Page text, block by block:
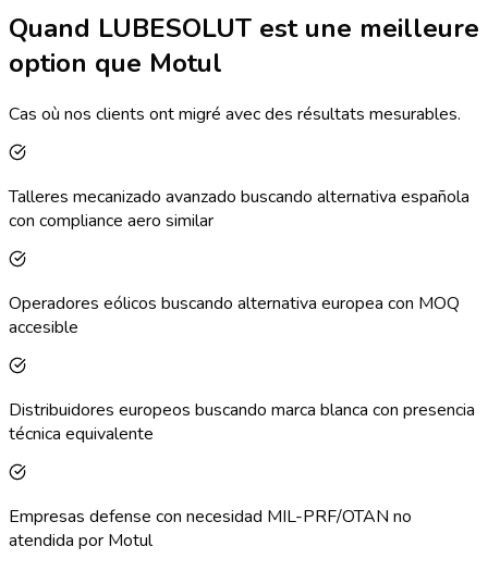
Quand LUBESOLUT est une meilleure
option que Motul
Cas où nos clients ont migré avec des résultats mesurables.
Talleres mecanizado avanzado buscando alternativa española
con compliance aero similar
Operadores eólicos buscando alternativa europea con MOQ
accesible
Distribuidores europeos buscando marca blanca con presencia
técnica equivalente
Empresas defense con necesidad MIL-PRF/OTAN no
atendida por Motul